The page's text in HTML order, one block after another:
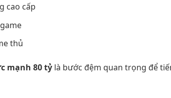
cao cấp
thủ
mạnh 80 tỷ là bước đệm quan trọng để